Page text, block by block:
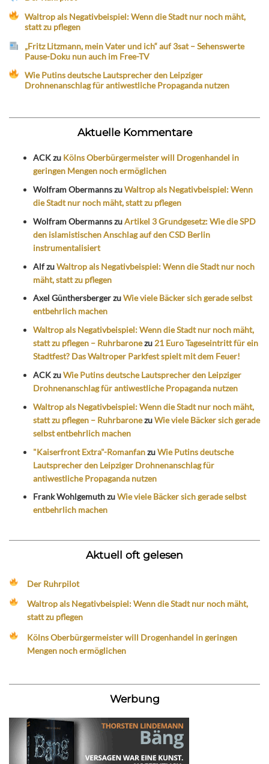
Waltrop als Negativbeispiel: Wenn die Stadt nur noch mäht,
statt zu pflegen
„Fritz Litzmann, mein Vater und ich“ auf 3sat – Sehenswerte
Pause-Doku nun auch im Free-TV
Wie Putins deutsche Lautsprecher den Leipziger
Drohnenanschlag für antiwestliche Propaganda nutzen
Aktuelle Kommentare
ACKzu Kölns Oberbürgermeister will Drogenhandel in
geringen Mengen noch ermöglichen
Wolfram ObermannszuWaltrop als Negativbeispiel: Wenn
die Stadt nur noch mäht, statt zu pflegen
Wolfram ObermannszuArtikel 3 Grundgesetz: Wie die SPD
den islamistischen Anschlag auf den CSD Berlin
instrumentalisiert
AlfzuWaltrop als Negativbeispiel: Wenn die Stadt nur noch
mäht, statt zu pflegen
Axel GünthersbergerzuWie viele Bäcker sich gerade selbst
entbehrlich machen
Waltrop als Negativbeispiel: Wenn die Stadt nur noch mäht,
statt zu pflegen – Ruhrbaronezu 21 Euro Tageseintritt für ein
Stadtfest? Das Waltroper Parkfest spielt mit dem Feuer!
ACKzuWie Putins deutsche Lautsprecher den Leipziger
Drohnenanschlag für antiwestliche Propaganda nutzen
Waltrop als Negativbeispiel: Wenn die Stadt nur noch mäht,
statt zu pflegen – RuhrbaronezuWie viele Bäcker sich gerade
selbst entbehrlich machen
"Kaiserfront Extra"-RomanfanzuWie Putins deutsche
Lautsprecher den Leipziger Drohnenanschlag für
antiwestliche Propaganda nutzen
Frank WohlgemuthzuWie viele Bäcker sich gerade selbst
entbehrlich machen
Aktuell oft gelesen
Der Ruhrpilot
Waltrop als Negativbeispiel: Wenn die Stadt nur noch mäht,
statt zu pflegen
Kölns Oberbürgermeister will Drogenhandel in geringen
Mengen noch ermöglichen
Werbung